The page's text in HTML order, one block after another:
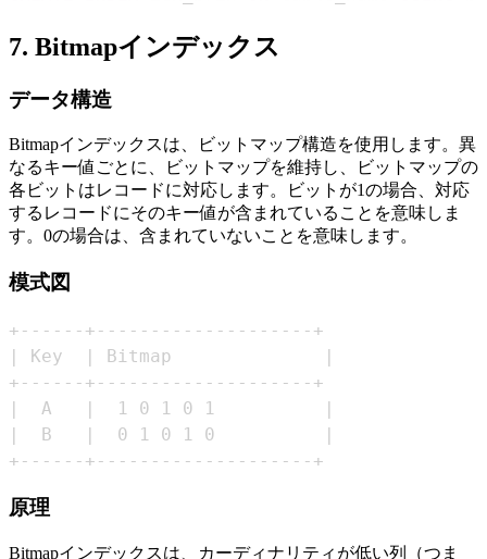
7. Bitmapインデックス
データ構造
Bitmapインデックスは、ビットマップ構造を使用します。異
なるキー値ごとに、ビットマップを維持し、ビットマップの
各ビットはレコードに対応します。ビットが1の場合、対応
するレコードにそのキー値が含まれていることを意味しま
す。0の場合は、含まれていないことを意味します。
模式図
+------+--------------------+
原理
Bitmapインデックスは、カーディナリティが低い列（つま